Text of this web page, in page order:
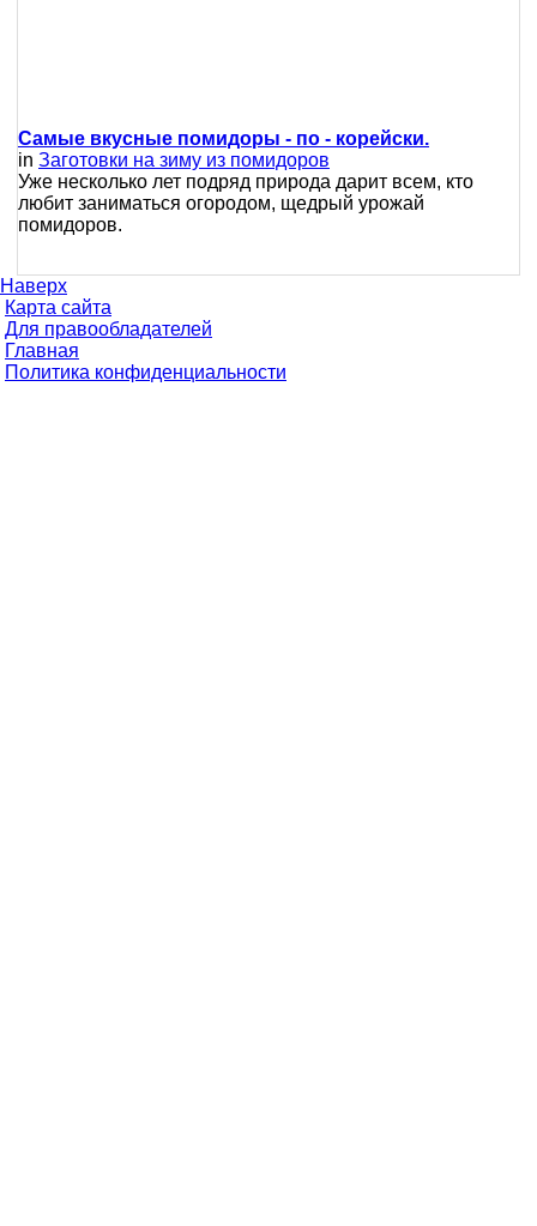
Самые вкусные помидоры - по - корейски.
in Заготовки на зиму из помидоров
Уже несколько лет подряд природа дарит всем, кто
любит заниматься огородом, щедрый урожай
помидоров.
Наверх
Карта сайта
Для правообладателей
Главная
Политика конфиденциальности